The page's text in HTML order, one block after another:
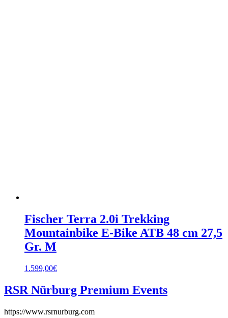
Fischer Terra 2.0i Trekking
Mountainbike E-Bike ATB 48 cm 27,5
Gr. M
1.599,00€
RSR Nürburg Premium Events
https://www.rsrnurburg.com​